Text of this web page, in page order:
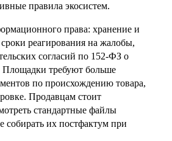
правила экосистем.
права: хранение и
реагирования на жалобы,
согласий по 152‑ФЗ о
требуют больше
по происхождению товара,
Продавцам стоит
стандартные файлы
собирать их постфактум при